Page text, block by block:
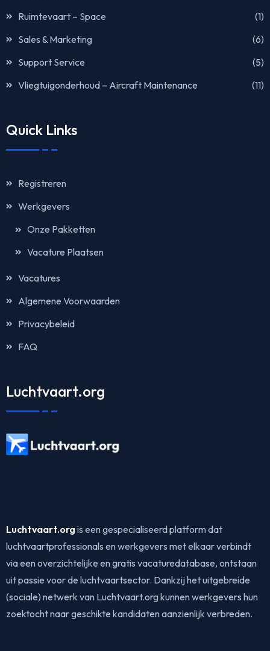
Ruimtevaart – Space
(1)
Sales & Marketing
(6)
Support Service
(5)
Vliegtuigonderhoud – Aircraft Maintenance
(11)
Quick Links
Registreren
Werkgevers
Onze Pakketten
Vacature Plaatsen
Vacatures
Algemene Voorwaarden
Privacybeleid
FAQ
Luchtvaart.org
Luchtvaart.org is een gespecialiseerd platform dat
luchtvaartprofessionals en werkgevers met elkaar verbindt
via een overzichtelijke en gratis vacaturedatabase, ontstaan
uit passie voor de luchtvaartsector. Dankzij het uitgebreide
(sociale) netwerk van Luchtvaart.org kunnen werkgevers hun
zoektocht naar geschikte kandidaten aanzienlijk verbreden.